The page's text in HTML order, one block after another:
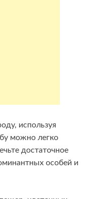
используя
можно легко
достаточное
особей и